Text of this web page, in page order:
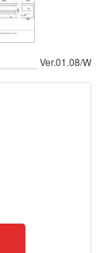
Ver.01.08/W